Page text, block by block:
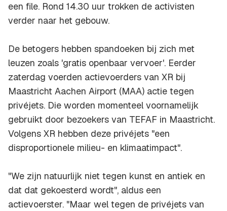
een file. Rond 14.30 uur trokken de activisten
verder naar het gebouw.
De betogers hebben spandoeken bij zich met
leuzen zoals 'gratis openbaar vervoer'. Eerder
zaterdag voerden actievoerders van XR bij
Maastricht Aachen Airport (MAA) actie tegen
privéjets. Die worden momenteel voornamelijk
gebruikt door bezoekers van TEFAF in Maastricht.
Volgens XR hebben deze privéjets "een
disproportionele milieu- en klimaatimpact".
"We zijn natuurlijk niet tegen kunst en antiek en
dat dat gekoesterd wordt", aldus een
actievoerster. "Maar wel tegen de privéjets van